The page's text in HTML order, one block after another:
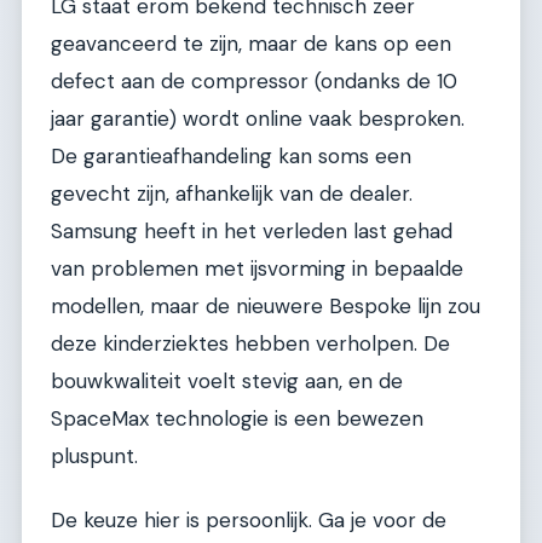
LG staat erom bekend technisch zeer
geavanceerd te zijn, maar de kans op een
defect aan de compressor (ondanks de 10
jaar garantie) wordt online vaak besproken.
De garantieafhandeling kan soms een
gevecht zijn, afhankelijk van de dealer.
Samsung heeft in het verleden last gehad
van problemen met ijsvorming in bepaalde
modellen, maar de nieuwere Bespoke lijn zou
deze kinderziektes hebben verholpen. De
bouwkwaliteit voelt stevig aan, en de
SpaceMax technologie is een bewezen
pluspunt.
De keuze hier is persoonlijk. Ga je voor de